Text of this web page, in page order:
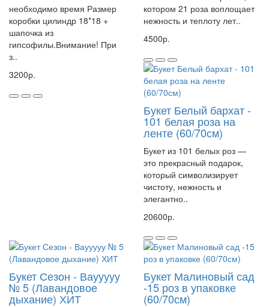
необходимо время Размер
коробки цилиндр 18*18 +
шапочка из
гипсофилы.Внимание! При
з..
3200р.
котором 21 роза воплощает
нежность и теплоту лет..
4500р.
Букет Белый бархат -
101 белая роза на
ленте (60/70см)
Букет из 101 белых роз —
это прекрасный подарок,
который символизирует
чистоту, нежность и
элегантно..
20600р.
Букет Сезон - Ваууууу
№ 5 (Лавандовое
дыхание) ХИТ
Букет Малиновый сад
-15 роз в упаковке
(60/70см)